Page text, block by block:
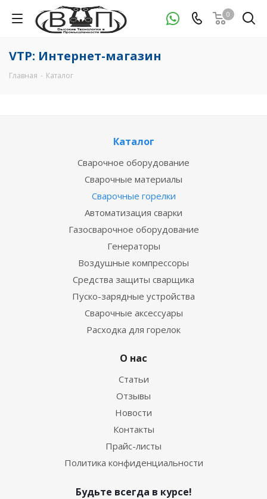
0
VTP: Интернет-магазин
Главная - Каталог
Каталог
Сварочное оборудование
Сварочные материалы
Сварочные горелки
Автоматизация сварки
Газосварочное оборудование
Генераторы
Воздушные компрессоры
Средства защиты сварщика
Пуско-зарядные устройства
Сварочные аксессуары
Расходка для горелок
О нас
Статьи
Отзывы
Новости
Контакты
Прайс-листы
Политика конфиденциальности
Будьте всегда в курсе!